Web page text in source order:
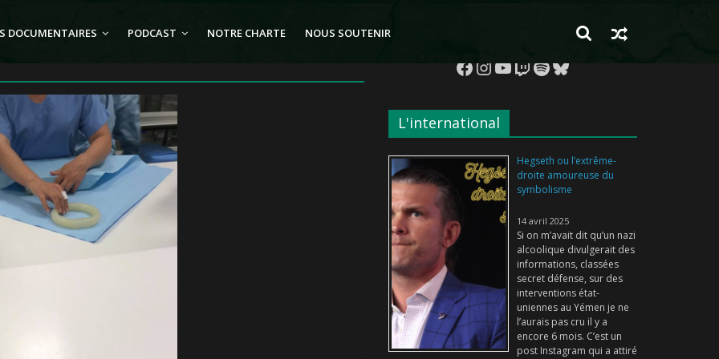
DOCUMENTAIRES PODCAST NOTRE CHARTE NOUS SOUTENIR
Facebook
Instagram
YouTube
Twitch
Spotify
Bluesky
L'international
Hegseth ou l’extrême-
droite amoureuse du
symbolisme
14 avril 2025
Si on m’avait dit qu’un nazi
alcoolique divulgerait des
informations, classées
secret défense, sur des
interventions état-
uniennes au Yémen je ne
l’aurais pas cru il y a
encore 6 mois. C’est un
post Instagram qui a attiré